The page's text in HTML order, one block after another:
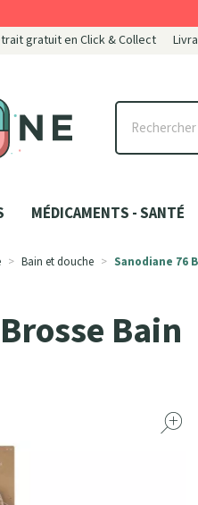
gratuit en Click & Collect
votre service
MÉDICAMENTS - SANTÉ
Bain et douche Sanodiane 76
Bain